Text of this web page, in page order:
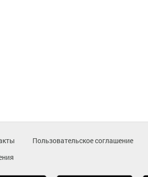
Пользовательское соглашение